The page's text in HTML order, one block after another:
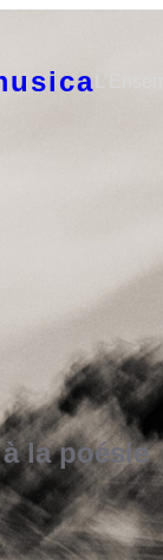
la poésie